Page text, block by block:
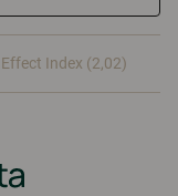
Index (2,02)